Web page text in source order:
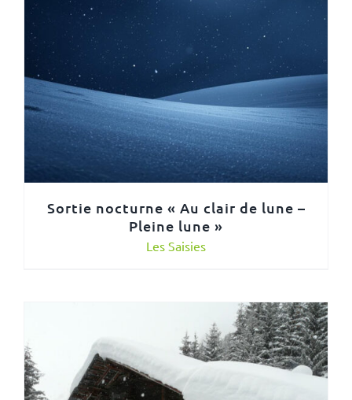
Sortie nocturne « Au clair de lune –
Pleine lune »
Les Saisies